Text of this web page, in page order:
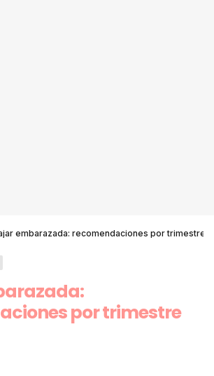
embarazada: recomendaciones por trimestre
por trimestre